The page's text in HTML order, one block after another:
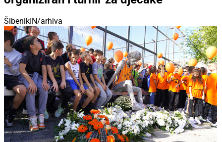
ŠibenikIN/arhiva